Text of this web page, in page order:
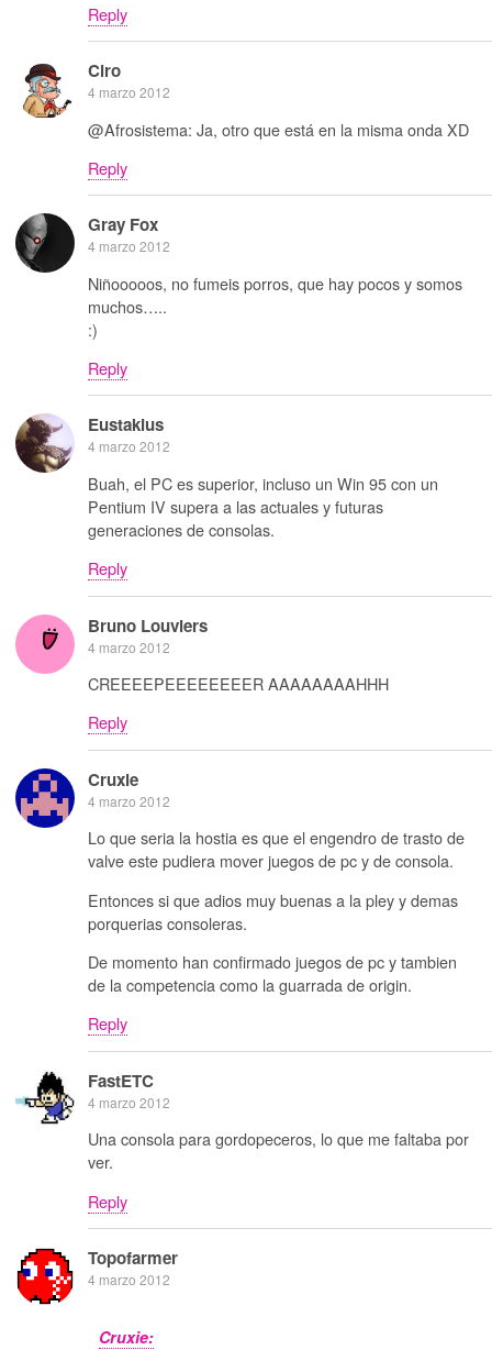
Reply
Ciro
4 marzo 2012
@Afrosistema: Ja, otro que está en la misma onda XD
Reply
Gray Fox
4 marzo 2012
Niñooooos, no fumeis porros, que hay pocos y somos
muchos…..
:)
Reply
Eustakius
4 marzo 2012
Buah, el PC es superior, incluso un Win 95 con un
Pentium IV supera a las actuales y futuras
generaciones de consolas.
Reply
Bruno Louviers
4 marzo 2012
CREEEEPEEEEEEEER AAAAAAAAHHH
Reply
Cruxie
4 marzo 2012
Lo que seria la hostia es que el engendro de trasto de
valve este pudiera mover juegos de pc y de consola.
Entonces si que adios muy buenas a la pley y demas
porquerias consoleras.
De momento han confirmado juegos de pc y tambien
de la competencia como la guarrada de origin.
Reply
FastETC
4 marzo 2012
Una consola para gordopeceros, lo que me faltaba por
ver.
Reply
Topofarmer
4 marzo 2012
Cruxie: